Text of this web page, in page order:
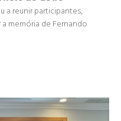
reunir participantes,
memória de Fernando